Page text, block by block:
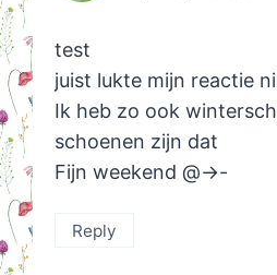
test
juist lukte mijn reactie
Ik heb zo ook
schoenen zijn dat
Fijn weekend @->-
Reply